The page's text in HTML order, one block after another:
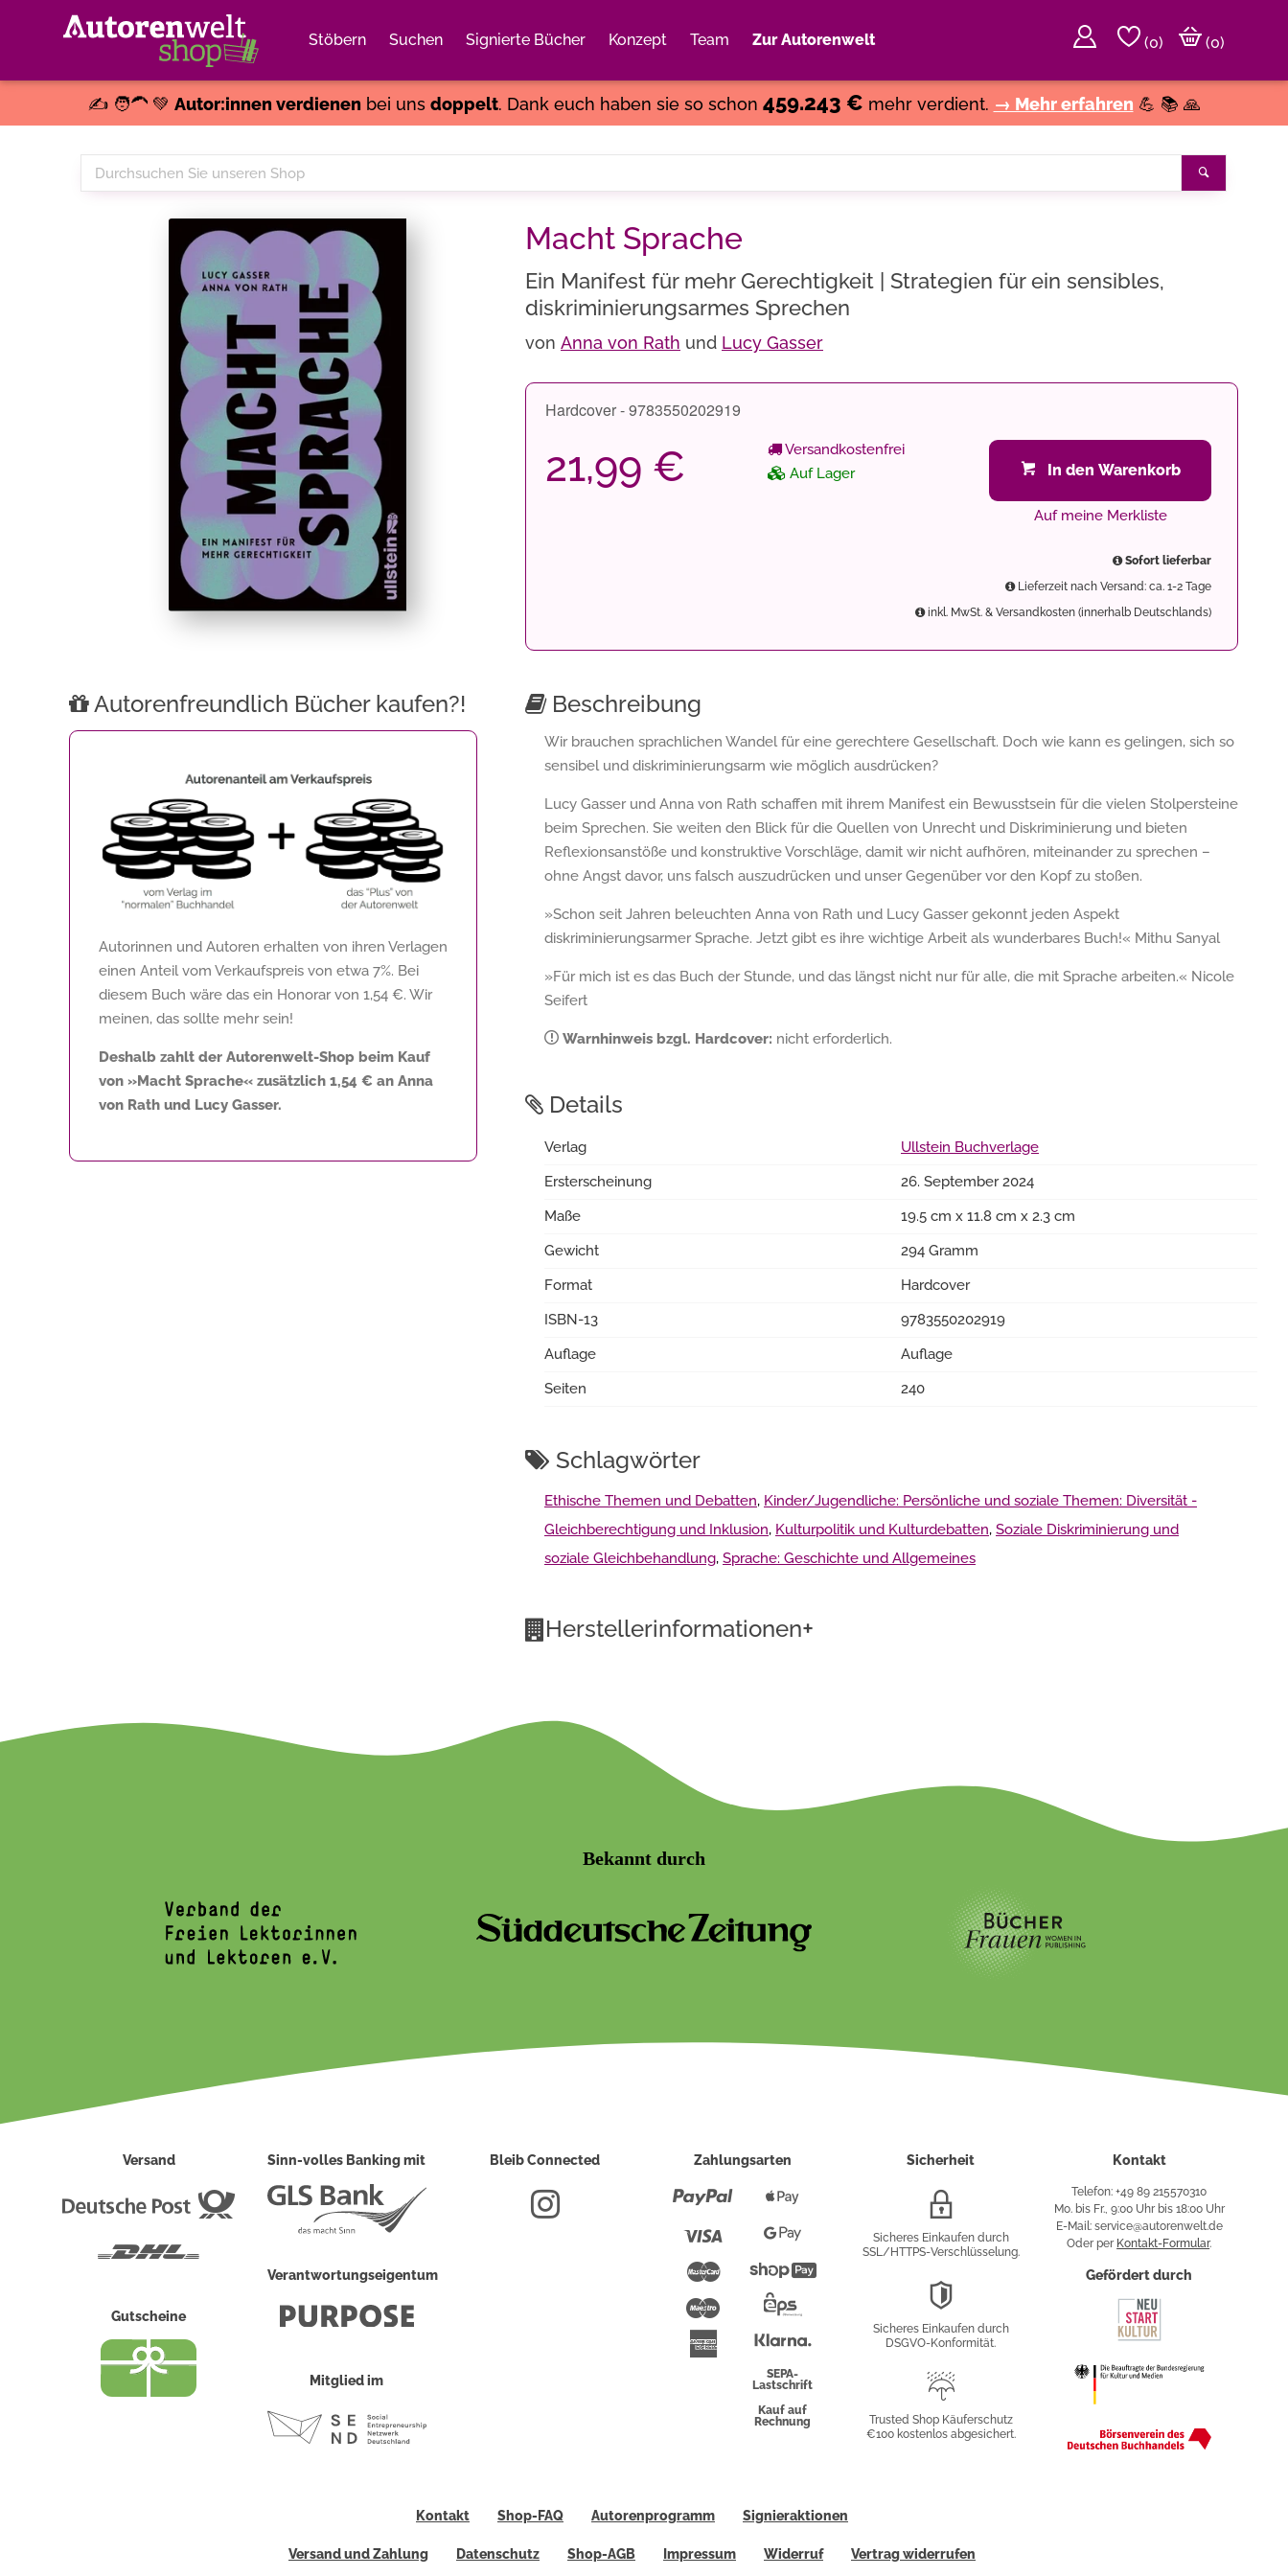
Stöbern Suchen Signierte Bücher Konzept Team Zur Autorenwelt (0)
(0)
✍️ 🧑‍🦱 💚 Autor:innen verdienenbei uns doppelt. Dank euch haben sie so schon 459.243 € mehr verdient. → Mehr erfahren 💪 📚 🙏
Durchsuchen
Sie
Macht Sprache
Ein Manifest für mehr Gerechtigkeit | Strategien für ein sensibles,
diskriminierungsarmes Sprechen
von Anna von Rath und Lucy Gasser
Hardcover - 9783550202919
21,99 €
Versandkostenfrei
Auf Lager
In den Warenkorb
Auf meine Merkliste
Sofort lieferbar
Lieferzeit nach Versand: ca. 1-2 Tage
inkl. MwSt. & Versandkosten (innerhalb Deutschlands)
Autorenfreundlich Bücher kaufen?!
Autorinnen und Autoren erhalten von ihren Verlagen
einen Anteil vom Verkaufspreis von etwa 7%. Bei
diesem Buch wäre das ein Honorar von 1,54 €. Wir
meinen, das sollte mehr sein!
Deshalb zahlt der Autorenwelt-Shop beim Kauf
von »Macht Sprache« zusätzlich 1,54 € an Anna
von Rath und Lucy Gasser.
Beschreibung
Wir brauchen sprachlichen Wandel für eine gerechtere Gesellschaft. Doch wie kann es gelingen, sich so
sensibel und diskriminierungsarm wie möglich ausdrücken?
Lucy Gasser und Anna von Rath schaffen mit ihrem Manifest ein Bewusstsein für die vielen Stolpersteine
beim Sprechen. Sie weiten den Blick für die Quellen von Unrecht und Diskriminierung und bieten
Reflexionsanstöße und konstruktive Vorschläge, damit wir nicht aufhören, miteinander zu sprechen –
ohne Angst davor, uns falsch auszudrücken und unser Gegenüber vor den Kopf zu stoßen.
»Schon seit Jahren beleuchten Anna von Rath und Lucy Gasser gekonnt jeden Aspekt
diskriminierungsarmer Sprache. Jetzt gibt es ihre wichtige Arbeit als wunderbares Buch!« Mithu Sanyal
»Für mich ist es das Buch der Stunde, und das längst nicht nur für alle, die mit Sprache arbeiten.« Nicole
Seifert
Warnhinweis bzgl. Hardcover: nicht erforderlich.
Details
Verlag
Ullstein Buchverlage
Ersterscheinung
26. September 2024
Maße
19.5 cm x 11.8 cm x 2.3 cm
Gewicht
294 Gramm
Format
Hardcover
ISBN-13
9783550202919
Auflage
Auflage
Seiten
240
Schlagwörter
Ethische Themen und Debatten, Kinder/Jugendliche: Persönliche und soziale Themen: Diversität -
Gleichberechtigung und Inklusion, Kulturpolitik und Kulturdebatten, Soziale Diskriminierung und
soziale Gleichbehandlung, Sprache: Geschichte und Allgemeines
Herstellerinformationen+
Bekannt durch
Versand
Deutsche
Gutscheine
Sinn-volles Banking mit
Verantwortungseigentum
Mitglied im
Bleib Connected Zahlungsarten
Paypal
Mastercard
Maestro
American
Express
Pay
PayShopify
Überweisung
SEPA-
Lastschrift
Kauf auf
Rechnung
Sicherheit
Verschlüsselung
Sicheres Einkaufen durch
SSL/HTTPS-Verschlüsselung.
Sicheres Einkaufen durch
DSGVO-Konformität.
Käuferschutz
Trusted Shop Käuferschutz
€100 kostenlos abgesichert.
Kontakt
Telefon: +49 89 215570310
Mo. bis Fr., 9:00 Uhr bis 18:00 Uhr
E-Mail: service@autorenwelt.de
Oder per Kontakt-Formular.
Gefördert durch
Kontakt Shop-FAQ Autorenprogramm Signieraktionen
Versand und Zahlung Datenschutz Shop-AGB Impressum Widerruf Vertrag widerrufen